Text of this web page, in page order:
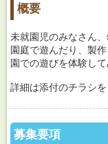
概要
未就園児のみなさん
園庭で遊んだり、製
園での遊びを体験して
詳細は添付のチラシを
募集要項